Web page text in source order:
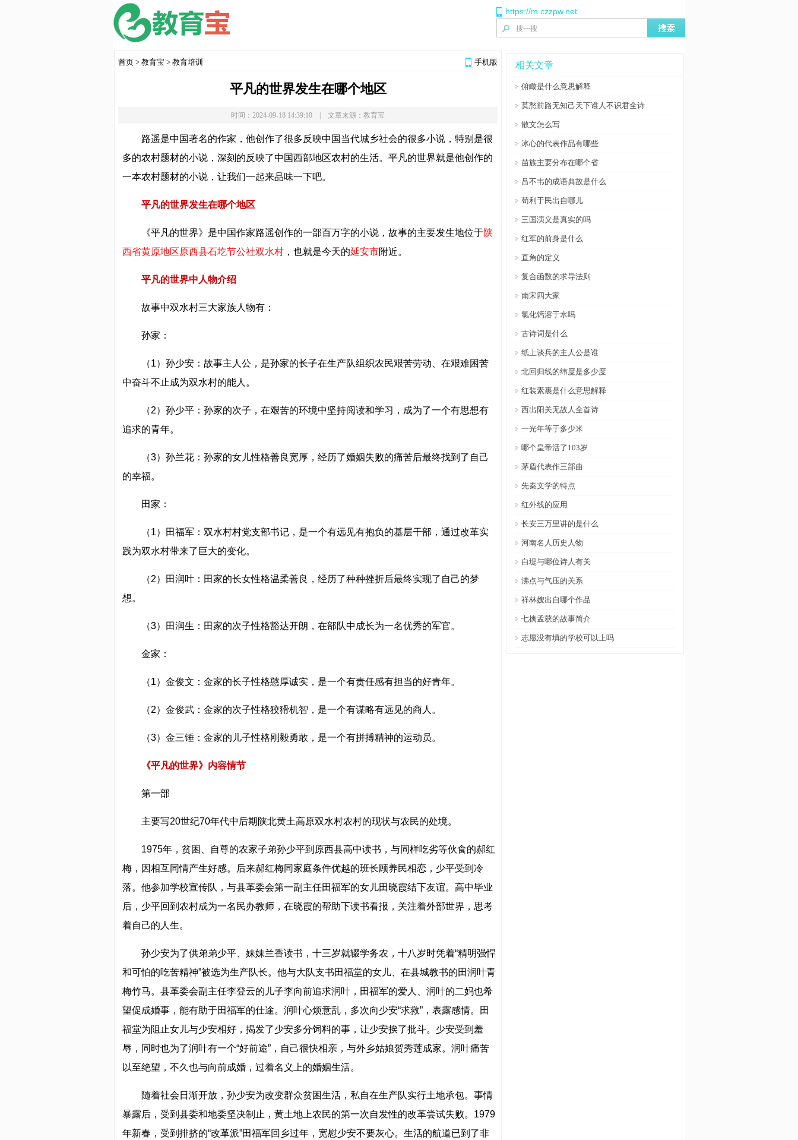
https://m.czzpw.net
手机版
首页 > 教育宝 > 教育培训
平凡的世界发生在哪个地区
时间：2024-09-18 14:39:10 | 文章来源：教育宝
路遥是中国著名的作家，他创作了很多反映中国当代城乡社会的很多小说，特别是很
多的农村题材的小说，深刻的反映了中国西部地区农村的生活。平凡的世界就是他创作的
一本农村题材的小说，让我们一起来品味一下吧。
平凡的世界发生在哪个地区
《平凡的世界》是中国作家路遥创作的一部百万字的小说，故事的主要发生地位于陕
西省黄原地区原西县石圪节公社双水村 ，也就是今天的延安市附近。
平凡的世界中人物介绍
故事中双水村三大家族人物有：
孙家：
（1）孙少安：故事主人公，是孙家的长子在生产队组织农民艰苦劳动、在艰难困苦
中奋斗不止成为双水村的能人。
（2）孙少平：孙家的次子，在艰苦的环境中坚持阅读和学习，成为了一个有思想有
追求的青年。
（3）孙兰花：孙家的女儿性格善良宽厚，经历了婚姻失败的痛苦后最终找到了自己
的幸福。
田家：
（1）田福军：双水村村党支部书记，是一个有远见有抱负的基层干部，通过改革实
践为双水村带来了巨大的变化。
（2）田润叶：田家的长女性格温柔善良，经历了种种挫折后最终实现了自己的梦
想。
（3）田润生：田家的次子性格豁达开朗，在部队中成长为一名优秀的军官。
金家：
（1）金俊文：金家的长子性格憨厚诚实，是一个有责任感有担当的好青年。
（2）金俊武：金家的次子性格狡猾机智，是一个有谋略有远见的商人。
（3）金三锤：金家的儿子性格刚毅勇敢，是一个有拼搏精神的运动员。
《平凡的世界》内容情节
第一部
主要写20世纪70年代中后期陕北黄土高原双水村农村的现状与农民的处境。
1975年，贫困、自尊的农家子弟孙少平到原西县高中读书，与同样吃劣等伙食的郝红
梅，因相互同情产生好感。后来郝红梅同家庭条件优越的班长顾养民相恋，少平受到冷
落。他参加学校宣传队，与县革委会第一副主任田福军的女儿田晓霞结下友谊。高中毕业
后，少平回到农村成为一名民办教师，在晓霞的帮助下读书看报，关注着外部世界，思考
着自己的人生。
孙少安为了供弟弟少平、妹妹兰香读书，十三岁就辍学务农，十八岁时凭着“精明强悍
和可怕的吃苦精神”被选为生产队长。他与大队支书田福堂的女儿、在县城教书的田润叶青
梅竹马。县革委会副主任李登云的儿子李向前追求润叶，田福军的爱人、润叶的二妈也希
望促成婚事，能有助于田福军的仕途。润叶心烦意乱，多次向少安“求救”，表露感情。田
福堂为阻止女儿与少安相好，揭发了少安多分饲料的事，让少安挨了批斗。少安受到羞
辱，同时也为了润叶有一个“好前途”，自己很快相亲，与外乡姑娘贺秀莲成家。润叶痛苦
以至绝望，不久也与向前成婚，过着名义上的婚姻生活。
随着社会日渐开放，孙少安为改变群众贫困生活，私自在生产队实行土地承包。事情
暴露后，受到县委和地委坚决制止，黄土地上农民的第一次自发性的改革尝试失败。1979
年新春，受到排挤的“改革派”田福军回乡过年，宽慰少安不要灰心。生活的航道已到了非
相关文章
俯瞰是什么意思解释
莫愁前路无知己天下谁人不识君全诗
散文怎么写
冰心的代表作品有哪些
苗族主要分布在哪个省
吕不韦的成语典故是什么
苟利于民出自哪儿
三国演义是真实的吗
红军的前身是什么
直角的定义
复合函数的求导法则
南宋四大家
氯化钙溶于水吗
古诗词是什么
纸上谈兵的主人公是谁
北回归线的纬度是多少度
红装素裹是什么意思解释
西出阳关无故人全首诗
一光年等于多少米
哪个皇帝活了103岁
茅盾代表作三部曲
先秦文学的特点
红外线的应用
长安三万里讲的是什么
河南名人历史人物
白堤与哪位诗人有关
沸点与气压的关系
祥林嫂出自哪个作品
七擒孟获的故事简介
志愿没有填的学校可以上吗